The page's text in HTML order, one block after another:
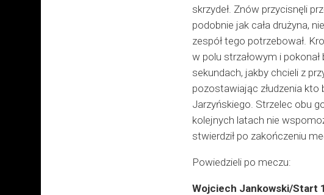
skrzydeł. Znów przycisnęli
podobnie jak cała drużyna,
zespół tego potrzebował.
w polu strzałowym i
sekundach, jakby chcieli z
pozostawiając złudzenia kto
Jarzyńskiego. Strzelec obu
kolejnych latach nie
stwierdził po zakończeniu
Powiedzieli po meczu:
Wojciech Jankowski/Start